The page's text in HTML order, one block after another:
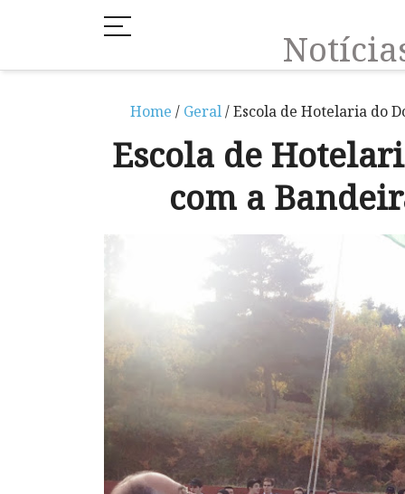
Home / Geral/ Escola de Hotelaria do
Escola de
com a